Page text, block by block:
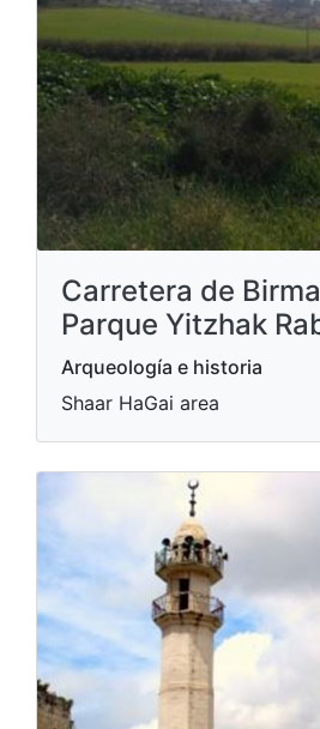
Carretera de
Parque Yitzhak
Arqueología e historia
Shaar HaGai area